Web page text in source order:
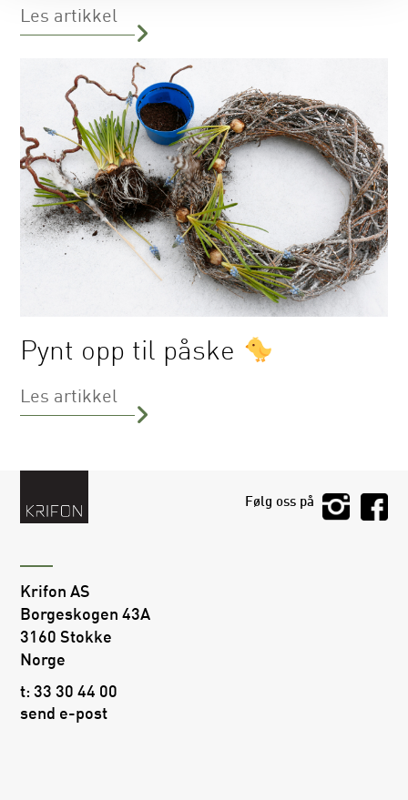
Les artikkel
Pynt opp til påske
Les artikkel
Følg oss på
Krifon AS
Borgeskogen 43A
3160 Stokke
Norge
t:33 30 44 00
send e-post